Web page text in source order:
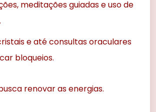
meditações guiadas e uso de
e até consultas oraculares
bloqueios.
renovar as energias.